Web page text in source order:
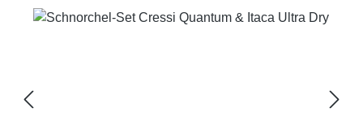
Bildergalerie überspringen